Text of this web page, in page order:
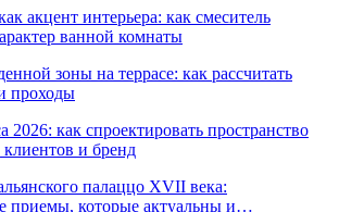
акцент интерьера: как смеситель
ванной комнаты
зоны на террасе: как рассчитать
проходы
2026: как спроектировать пространство
и бренд
палаццо XVII века:
приемы, которые актуальны и…